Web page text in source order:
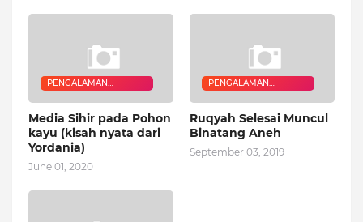
PENGALAMAN
Media Sihir pada Pohon
kayu (kisah nyata dari
Yordania)
June 01, 2020
PENGALAMAN
Ruqyah Selesai Muncul
Binatang Aneh
September 03, 2019